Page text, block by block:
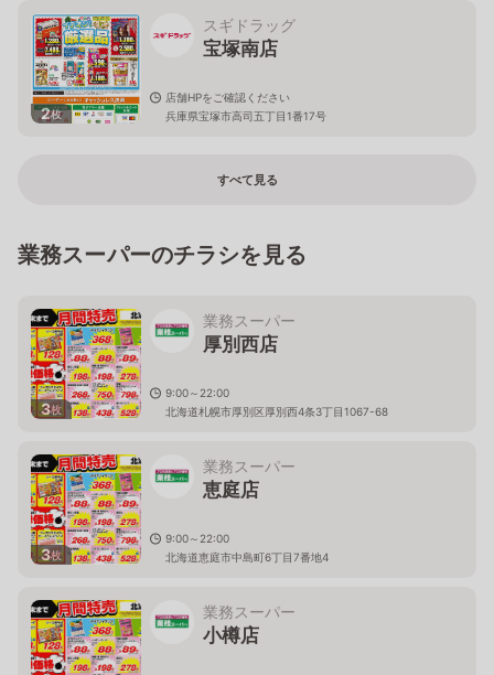
2枚
スギドラッグ
宝塚南店
店舗HPをご確認ください
兵庫県宝塚市高司五丁目1番17号
すべて見る
業務スーパーのチラシを見る
3枚
業務スーパー
厚別西店
9:00～22:00
北海道札幌市厚別区厚別西4条3丁目1067-68
3枚
業務スーパー
恵庭店
9:00～22:00
北海道恵庭市中島町6丁目7番地4
業務スーパー
小樽店